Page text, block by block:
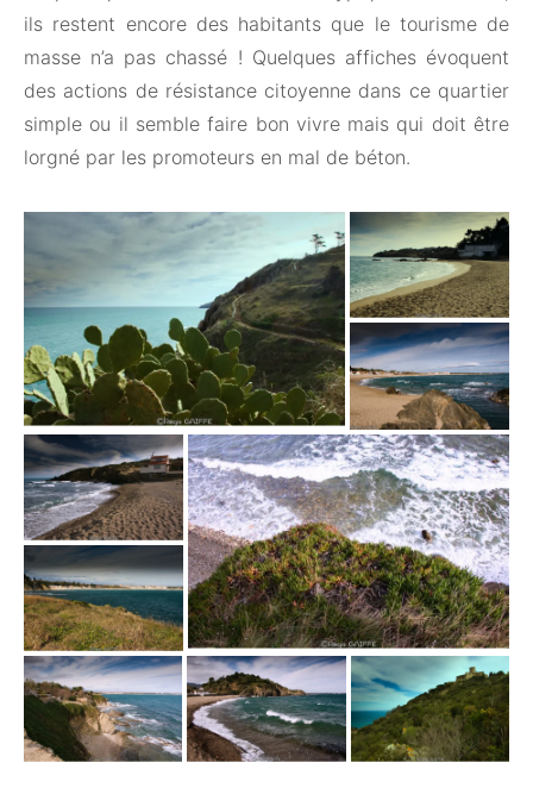
ils restent encore des habitants que le tourisme de
masse n’a pas chassé ! Quelques affiches évoquent
des actions de résistance citoyenne dans ce quartier
simple ou il semble faire bon vivre mais qui doit être
lorgné par les promoteurs en mal de béton.